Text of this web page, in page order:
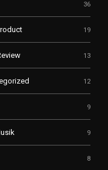
36
19
13
12
9
9
8